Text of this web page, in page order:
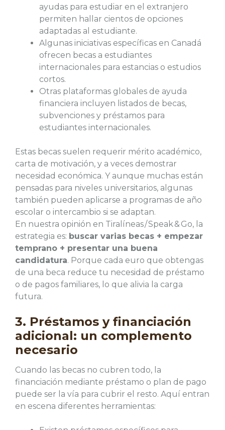
ayudas para estudiar en el extranjero
permiten hallar cientos de opciones
adaptadas al estudiante.
Algunas iniciativas específicas en Canadá
ofrecen becas a estudiantes
internacionales para estancias o estudios
cortos.
Otras plataformas globales de ayuda
financiera incluyen listados de becas,
subvenciones y préstamos para
estudiantes internacionales.
Estas becas suelen requerir mérito académico,
carta de motivación, y a veces demostrar
necesidad económica. Y aunque muchas están
pensadas para niveles universitarios, algunas
también pueden aplicarse a programas de año
escolar o intercambio si se adaptan.
En nuestra opinión en Tiralíneas / Speak & Go, la
estrategia es: buscar varias becas + empezar
temprano + presentar una buena
candidatura. Porque cada euro que obtengas
de una beca reduce tu necesidad de préstamo
o de pagos familiares, lo que alivia la carga
futura.
3. Préstamos y financiación
adicional: un complemento
necesario
Cuando las becas no cubren todo, la
financiación mediante préstamo o plan de pago
puede ser la vía para cubrir el resto. Aquí entran
en escena diferentes herramientas: